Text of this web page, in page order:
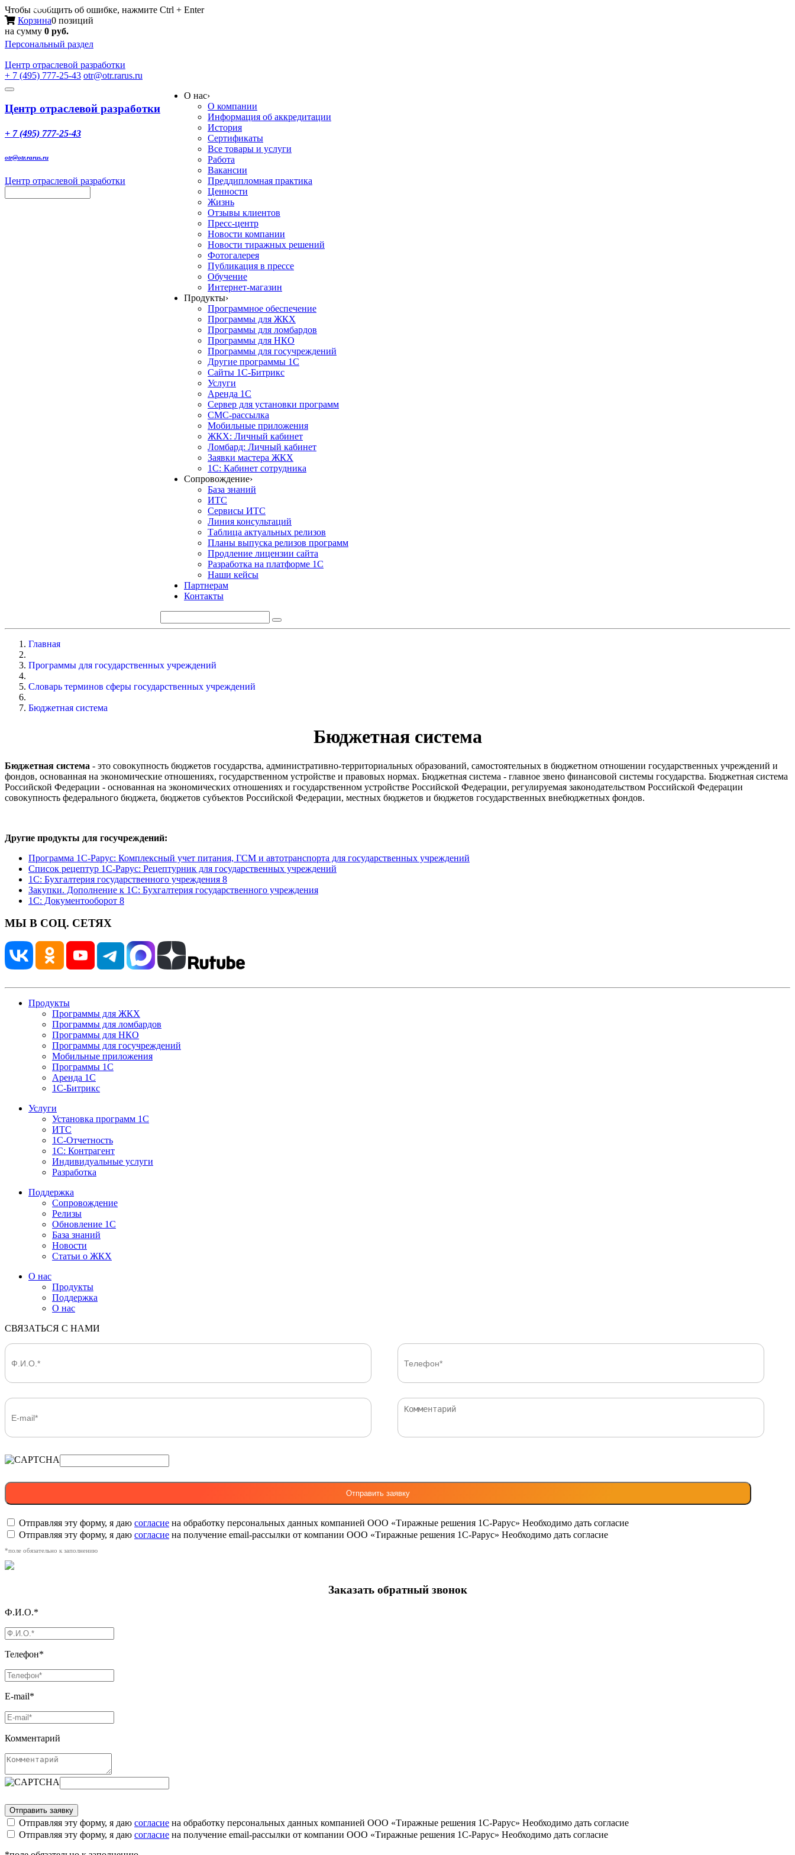
Чтобы сообщить об ошибке, нажмите Ctrl + Enter
Корзина0 позиций
на сумму 0 руб.
Персональный раздел
Центр отраслевой разработки
+ 7 (495) 777-25-43 otr@otr.rarus.ru
Toggle
Меню
Центр отраслевой разработки
+ 7 (495) 777-25-43
otr@otr.rarus.ru
Центр отраслевой разработки
О нас›
О компании
Информация об аккредитации
История
Сертификаты
Все товары и услуги
Работа
Вакансии
Преддипломная практика
Ценности
Жизнь
Отзывы клиентов
Пресс-центр
Новости компании
Новости тиражных решений
Фотогалерея
Публикация в прессе
Обучение
Интернет-магазин
Продукты›
Программное обеспечение
Программы для ЖКХ
Программы для ломбардов
Программы для НКО
Программы для госучреждений
Другие программы 1С
Сайты 1С-Битрикс
Услуги
Аренда 1С
Сервер для установки программ
СМС-рассылка
Мобильные приложения
ЖКХ: Личный кабинет
Ломбард: Личный кабинет
Заявки мастера ЖКХ
1С: Кабинет сотрудника
Сопровождение›
База знаний
ИТС
Сервисы ИТС
Линия консультаций
Таблица актуальных релизов
Планы выпуска релизов программ
Продление лицензии сайта
Разработка на платформе 1С
Наши кейсы
Партнерам
Контакты
Главная
Программы для государственных учреждений
Словарь терминов сферы государственных учреждений
Бюджетная система
Бюджетная система
Бюджетная система - это совокупность бюджетов государства, административно-территориальных образований, самостоятельных в бюджетном отношении государственных учреждений и
фондов, основанная на экономические отношениях, государственном устройстве и правовых нормах. Бюджетная система - главное звено финансовой системы государства. Бюджетная система
Российской Федерации - основанная на экономических отношениях и государственном устройстве Российской Федерации, регулируемая законодательством Российской Федерации
совокупность федерального бюджета, бюджетов субъектов Российской Федерации, местных бюджетов и бюджетов государственных внебюджетных фондов.
Другие продукты для госучреждений:
Программа 1С-Рарус: Комплексный учет питания, ГСМ и автотранспорта для государственных учреждений
Список рецептур 1С-Рарус: Рецептурник для государственных учреждений
1С: Бухгалтерия государственного учреждения 8
Закупки. Дополнение к 1С: Бухгалтерия государственного учреждения
1С: Документооборот 8
МЫ В СОЦ. СЕТЯХ
Продукты
Программы для ЖКХ
Программы для ломбардов
Программы для НКО
Программы для госучреждений
Мобильные приложения
Программы 1С
Аренда 1С
1С-Битрикс
Услуги
Установка программ 1С
ИТС
1С-Отчетность
1С: Контрагент
Индивидуальные услуги
Разработка
Поддержка
Сопровождение
Релизы
Обновление 1С
База знаний
Новости
Статьи о ЖКХ
О нас
Продукты
Поддержка
О нас
СВЯЗАТЬСЯ С НАМИ
Отправляя эту форму, я даю согласие на обработку персональных данных компанией ООО «Тиражные решения 1С-Рарус» Необходимо дать согласие
Отправляя эту форму, я даю согласие на получение email-рассылки от компании ООО «Тиражные решения 1С-Рарус» Необходимо дать согласие
*поле обязательно к заполнению
Заказать обратный звонок
Ф.И.О.*
Телефон*
E-mail*
Комментарий
Отправляя эту форму, я даю согласие на обработку персональных данных компанией ООО «Тиражные решения 1С-Рарус» Необходимо дать согласие
Отправляя эту форму, я даю согласие на получение email-рассылки от компании ООО «Тиражные решения 1С-Рарус» Необходимо дать согласие